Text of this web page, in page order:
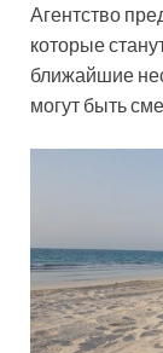
Агентство
которые
ближайшие
могут быть